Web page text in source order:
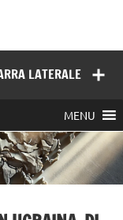
LATERALE
MENU